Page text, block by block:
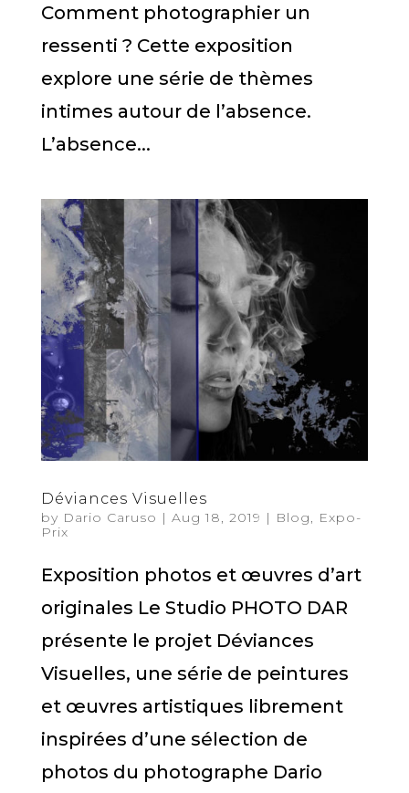
Comment photographier un
ressenti ? Cette exposition
explore une série de thèmes
intimes autour de l’absence.
L’absence...
Déviances Visuelles
by Dario Caruso | Aug 18, 2019 | Blog, Expo-
Prix
Exposition photos et œuvres d’art
originales Le Studio PHOTO DAR
présente le projet Déviances
Visuelles, une série de peintures
et œuvres artistiques librement
inspirées d’une sélection de
photos du photographe Dario